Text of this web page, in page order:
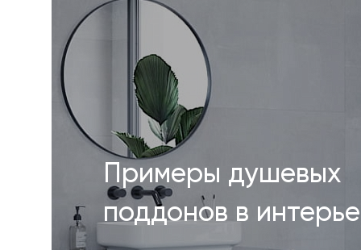
Примеры душевых
поддонов в